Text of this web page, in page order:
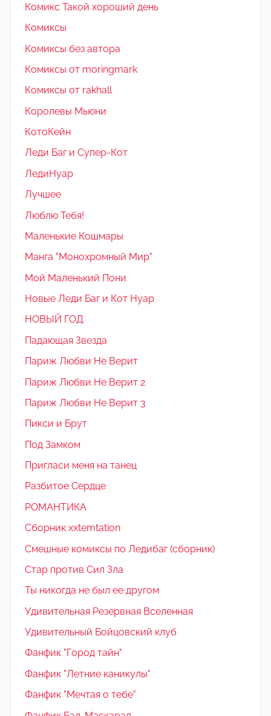
Комикс Такой хороший день
Комиксы
Комиксы без автора
Комиксы от moringmark
Комиксы от rakhall
Королевы Мьюни
КотоКейн
Леди Баг и Супер-Кот
ЛедиНуар
Лучшее
Люблю Тебя!
Маленькие Кошмары
Манга "Монохромный Мир"
Мой Маленький Пони
Новые Леди Баг и Кот Нуар
НОВЫЙ ГОД
Падающая Звезда
Париж Любви Не Верит
Париж Любви Не Верит 2
Париж Любви Не Верит 3
Пикси и Брут
Под Замком
Пригласи меня на танец
Разбитое Сердце
РОМАНТИКА
Сборник xxtemtation
Смешные комиксы по Ледибаг (сборник)
Стар против Сил Зла
Ты никогда не был ее другом
Удивительная Резервная Вселенная
Удивительный Бойцовский клуб
Фанфик "Город тайн"
Фанфик "Летние каникулы"
Фанфик "Мечтая о тебе"